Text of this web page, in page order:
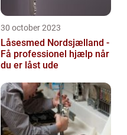
30 october 2023
Låsesmed Nordsjælland -
Få professionel hjælp når
du er låst ude